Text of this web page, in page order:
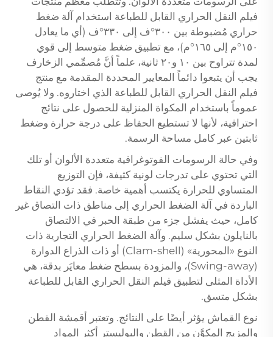
فيلم النقل الحراري القابل للطباعة استخدام آلة ضغط
حراري مُضبوطة بين ٣٠٠°ف إلى ٣٣٠°ف (أي ما يعادل
١٥٠°م إلى ١٦٥°م)، مع تطبيق ضغط متوسط إلى قوي
لمدة تتراوح بين ١٠ و٢٠ ثانية، علماً أنَّ مُصمِّمي الزخارف
يجب أن يتبعوا دائماً المعايير المحددة المقدمة مع منتج
فيلم النقل الحراري القابل للطباعة الذي اختاروه. ولا يُوصى
عموماً باستخدام المكواة المنزلية للحصول على نتائج
احترافية، لأنها لا تستطيع الحفاظ على درجة حرارة وضغط
ثابتين عبر كامل مساحة الرسمة.
وفي حالة الرسومات الفوتوغرافية متعددة الألوان أو تلك
التي تحتوي على تدرجات لونية كثيفة، فإن التوزيع
المتساوي للحرارة يكتسب أهمية خاصة. فقد تؤدي النقاط
الباردة في آلة الضغط الحراري إلى مناطق ذات التصاق غير
كامل، حيث يفشل جزء من طبقة الحبر في الالتصاق
بالنايلون بشكل سليم. وآلة الضغط الحراري التجارية ذات
النوع «المحورية» (Clam-shell) أو ذات الذراع الدوارة
(Swing-away)، والمزودة بسطح ضغط معايَر بدقة، هي
الأداة المثلى لتطبيق فيلم النقل الحراري القابل للطباعة
بشكل متسق.
نوع القماش يؤثر أيضًا على النتائج. وتعتبر أقمشة القطن
والمزيج المكوَّن من القطن والبوليستر أكثر المواد